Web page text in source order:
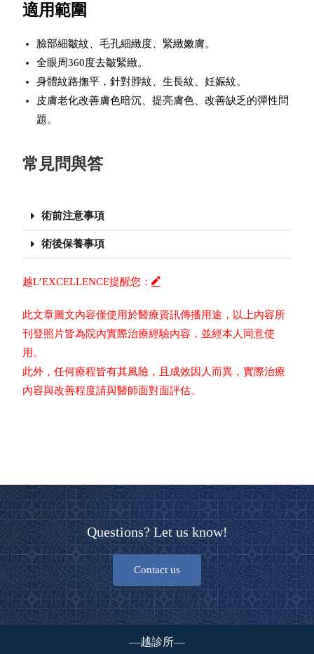
適用範圍
臉部細皺紋、毛孔細緻度
緊緻嫩膚。
全眼周360度去皺緊緻。
身體紋路撫平，針對脖紋、生長紋、妊娠紋。
皮膚老化改善膚色暗沉、提亮膚色、改善缺乏的彈性問
題。
常見問與答
術前注意事項
術後保養事項
越L’EXCELLENCE提醒您：
此文章圖文內容僅使用於醫療資訊傳播用途，以上內容所
刊登照片皆為院內實際治療經驗內容，並經本人同意使
用。
此外，任何療程皆有其風險，且成效因人而異，實際治療
內容與改善程度請與醫師面對面評估。
Questions? Let us know!
Contact us
—越診所—